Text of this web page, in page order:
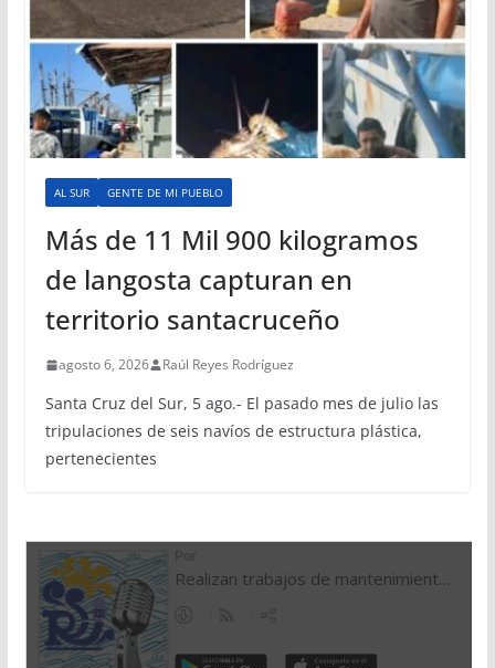
AL SUR GENTE DE MI PUEBLO
Más de 11 Mil 900 kilogramos
de langosta capturan en
territorio santacruceño
agosto 6, 2026 Raúl Reyes Rodríguez
Santa Cruz del Sur, 5 ago.- El pasado mes de julio las
tripulaciones de seis navíos de estructura plástica,
pertenecientes